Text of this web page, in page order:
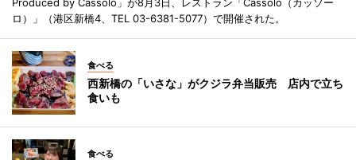
ロ）」（港区新橋4、TEL 03-6381-5077）で開催された。
食べる
西新橋の「いさな」がクジラ弁当販売 店内で立ち
食いも
食べる